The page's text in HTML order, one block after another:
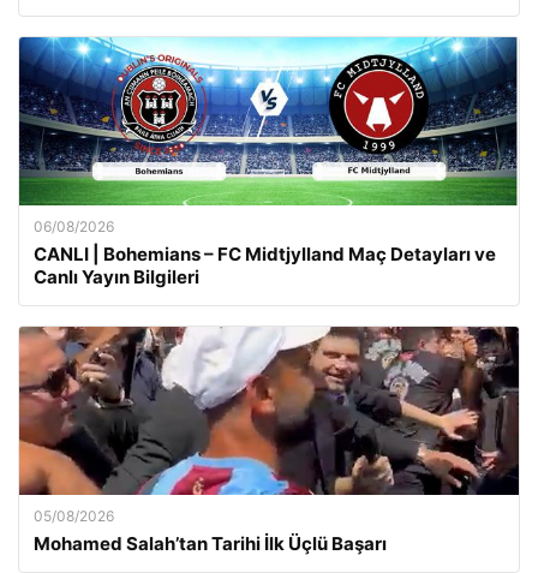
06/08/2026
CANLI | Bohemians – FC Midtjylland Maç Detayları ve
Canlı Yayın Bilgileri
05/08/2026
Mohamed Salah’tan Tarihi İlk Üçlü Başarı